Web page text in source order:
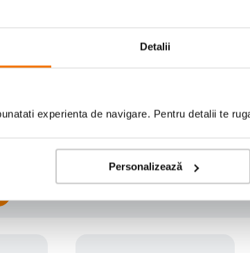
Detalii
experienta de navigare. Pentru detalii te
Personalizează